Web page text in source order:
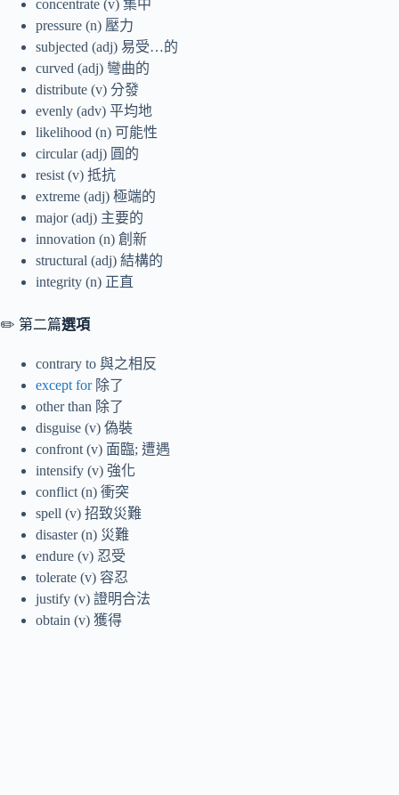
concentrate (v) 集中
pressure (n) 壓力
subjected (adj) 易受…的
curved (adj) 彎曲的
distribute (v) 分發
evenly (adv) 平均地
likelihood (n) 可能性
circular (adj) 圓的
resist (v) 抵抗
extreme (adj) 極端的
major (adj) 主要的
innovation (n) 創新
structural (adj) 結構的
integrity (n) 正直
✏️ 第二篇選項
contrary to 與之相反
except for除了
other than 除了
disguise (v) 偽裝
confront (v) 面臨; 遭遇
intensify (v) 強化
conflict (n) 衝突
spell (v) 招致災難
disaster (n) 災難
endure (v) 忍受
tolerate (v) 容忍
justify (v) 證明合法
obtain (v) 獲得